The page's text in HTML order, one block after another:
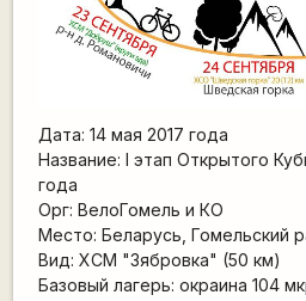
Дата: 14 мая 2017 года
Название: I этап Открытого
года
Орг: ВелоГомель и КО
Место: Беларусь, Гомельский
Вид: ХСМ "Зябровка" (50 км)
Базовый лагерь: окраина 104